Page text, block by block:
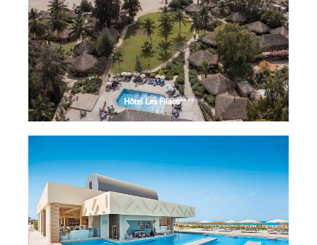
Hôtel Les Filaos****